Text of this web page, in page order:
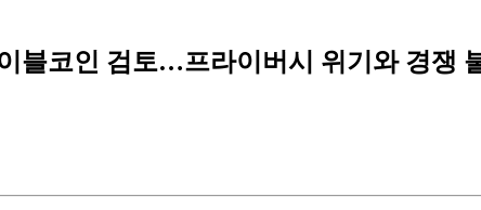
블코인 검토…프라이버시 위기와 경쟁